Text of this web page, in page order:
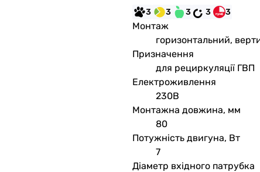
3 3 3 3 3
Монтаж
горизонтальний,
Призначення
для рециркуляції ГВП
Електроживлення
230В
Монтажна довжина, мм
80
Потужність двигуна, Вт
7
Діаметр вхідного патрубка